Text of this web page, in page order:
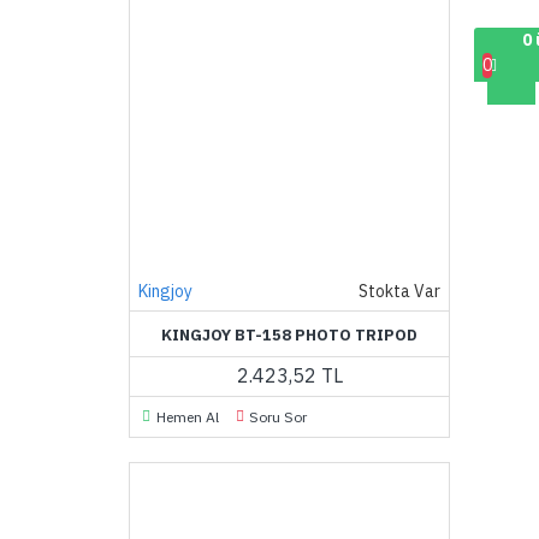
0
0
Kingjoy Stokta Var
KINGJOY BT-158 PHOTO TRIPOD
2.423,52 TL
Hemen Al Soru Sor